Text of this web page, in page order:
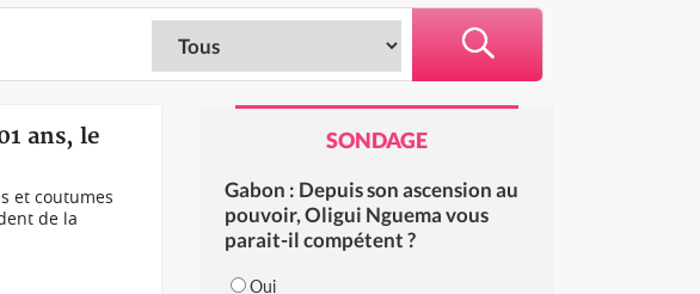
ans, le
et coutumes
de la
SONDAGE
Gabon : Depuis son ascension au
pouvoir, Oligui Nguema vous
parait-il compétent ?
Oui